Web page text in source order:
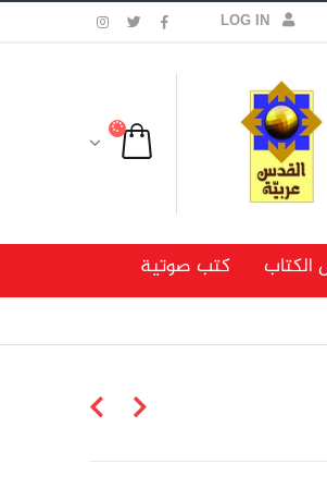
LOG IN
الكتاب كتب صوتية